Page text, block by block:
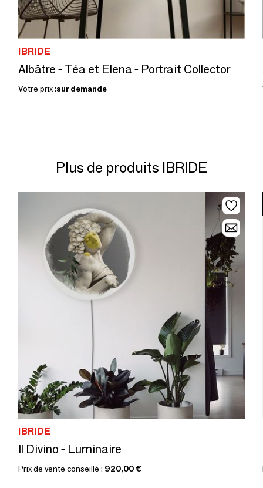
IBRIDE
Albâtre - Téa et Elena - Portrait Collector
Votre prix :sur demande
Plus de produits IBRIDE
IBRIDE
Il Divino - Luminaire
Prix de vente conseillé : 920,00 €